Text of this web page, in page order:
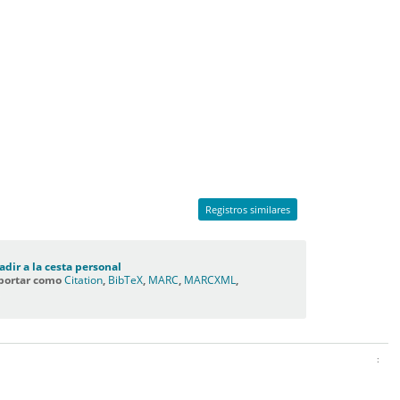
Registros similares
a la cesta personal
comoCitation BibTeX MARC MARCXML
: